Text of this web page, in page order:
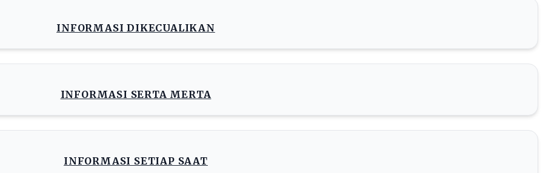
INFORMASI DIKECUALIKAN
INFORMASI SERTA MERTA
INFORMASI SETIAP SAAT